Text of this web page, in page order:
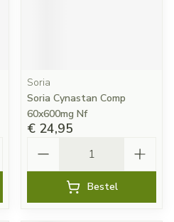
Soria
Soria Cynastan Comp
60x600mg Nf
€ 24,95
Bestel